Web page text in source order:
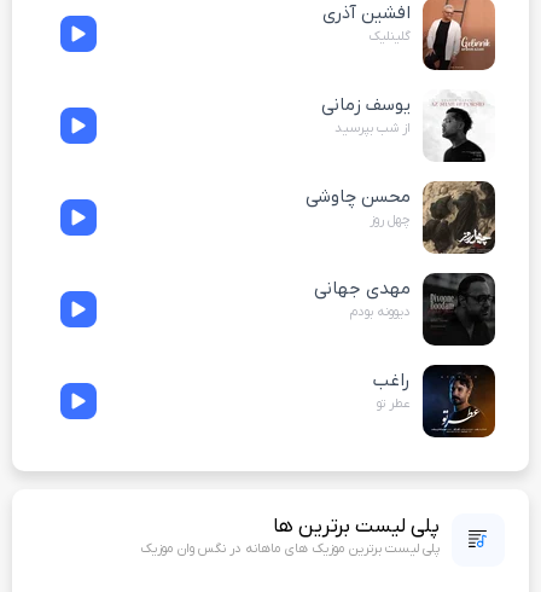
افشین آذری
گلینلیک
یوسف زمانی
از شب بپرسید
محسن چاوشی
چهل روز
مهدی جهانی
دیوونه بودم
راغب
عطر تو
پلی لیست برترین ها
پلی لیست برترین موزیک های ماهانه در نگس وان موزیک